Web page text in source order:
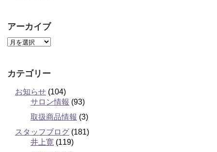
アーカイブ
カテゴリー
お知らせ (104)
サロン情報 (93)
取扱商品情報 (3)
スタッフブログ (181)
井上寛 (119)